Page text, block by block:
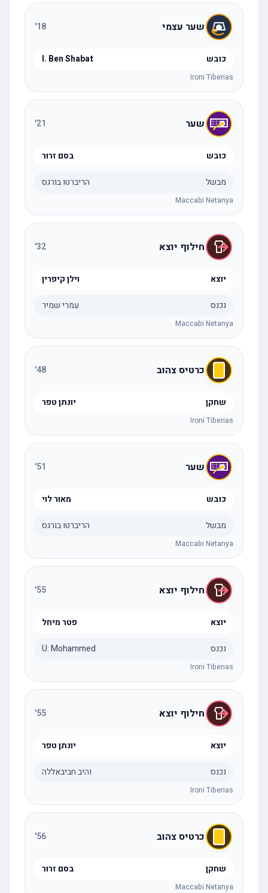
שער עצמי 18
'
כובש I. Ben Shabat
Ironi Tiberias
שער 21
'
כובש בסם זרור
מבשל הריברטו בורגס
Maccabi Netanya
חילוף יוצא 32
'
יוצא וילן קיפרין
נכנס עמרי שמיר
Maccabi Netanya
כרטיס צהוב 48
'
שחקן יונתן טפר
Ironi Tiberias
שער 51
'
כובש מאור לוי
מבשל הריברטו בורגס
Maccabi Netanya
חילוף יוצא 55
'
יוצא פטר מיחל
נכנס U. Mohammed
Ironi Tiberias
חילוף יוצא 55
'
יוצא יונתן טפר
נכנס והיב חביבאללה
Ironi Tiberias
כרטיס צהוב 56
'
שחקן בסם זרור
Maccabi Netanya